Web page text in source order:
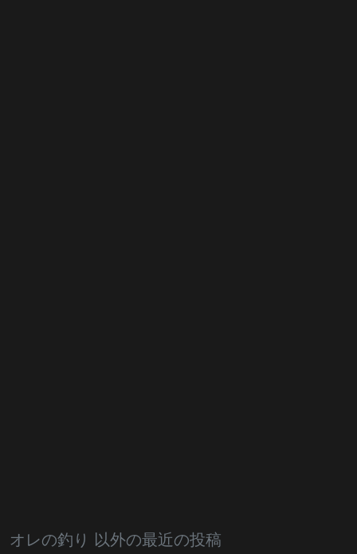
オレの釣り 以外の最近の投稿